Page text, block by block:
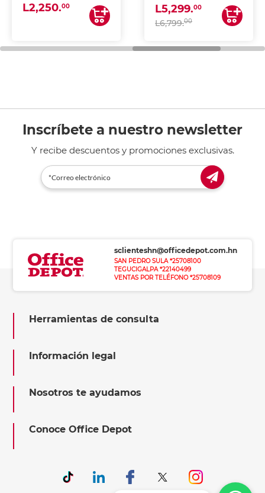
L2,250.00
ESCANEA)
L5,299.00
L6,799.00
Inscríbete a nuestro newsletter
Y recibe descuentos y promociones exclusivas.
sclienteshn@officedepot.com.hn
SAN PEDRO SULA *25708100
TEGUCIGALPA *22140499
VENTAS POR TELÉFONO *25708109
Herramientas de consulta
Información legal
Nosotros te ayudamos
Conoce Office Depot